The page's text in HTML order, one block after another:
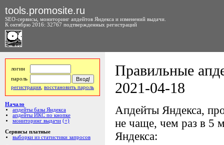
tools.promosite.ru
SEO-сервисы, мониторинг апдейтов Яндекса и изменений выдачи.
К октябрю 2016: 32767 подтвержденных регистраций
логин
пароль
регистрация восстановить пароль
Начало
апдейты базы Яндекса
апдейты ИКС по кнопке
мониторинг выдачи (+)
Сервисы платные
выборки из статистики запросов
Правильные
2021-04-18
Апдейты Яндекса,
не чаще, чем раз в 5
Яндекса: